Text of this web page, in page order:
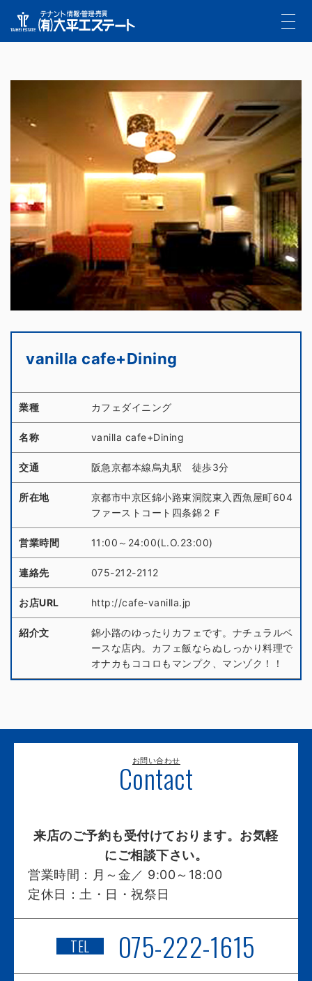
vanilla cafe+Dining
業種 カフェダイニング
名称 vanilla cafe+Dining
交通 阪急京都本線烏丸駅 徒歩3分
所在地
京都市中京区錦小路東洞院東入西魚屋町604
ファーストコート四条錦２Ｆ
営業時間 11:00～24:00(L.O.23:00)
連絡先 075-212-2112
お店URL http://cafe-vanilla.jp
紹介文
錦小路のゆったりカフェです。ナチュラルベ
ースな店内。カフェ飯ならぬしっかり料理で
オナカもココロもマンプク、マンゾク！！
お問い合わせ
Contact
来店のご予約も受付けております。お気軽
にご相談下さい。
営業時間： 月～金／ 9:00～18:00
定休日： 土・日・祝祭日
TEL 075-222-1615